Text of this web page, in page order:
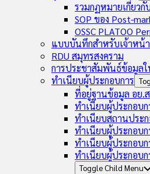
รวมกฏหมายเกี่ยว
SOP ของ Post-
OSSC PLATOO
แบบบันทึกสำหรับเจ้าหน้
RDU สมุทรสงคราม
การประชาสัมพันธ์ข้อมูลใ
ทำเนียบผู้ประกอบการ
ที่อยู่ฐานข้อมูล อย.
ทำเนียบผู้ประกอบ
ทำเนียบสถานประ
ทำเนียบผู้ประกอบก
ทำเนียบผู้ประกอบ
ทำเนียบผู้ประกอบก
Toggle Child Menu